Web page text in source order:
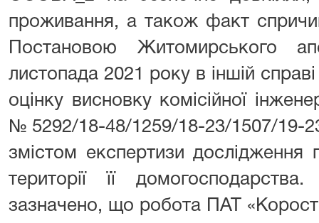
проживання, а також факт
Постановою Житомирського
листопада 2021 року в іншій
оцінку висновку комісійної
№ 5292/18-48/1259/18-23/1507/19-
змістом експертизи дослідження
території її
зазначено, що робота ПАТ